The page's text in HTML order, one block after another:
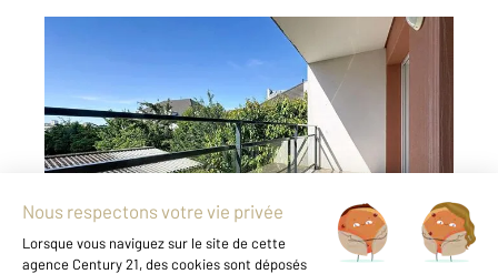
Appartement à vendre
152 000 €
Rare à la vente dans copropriété récente et